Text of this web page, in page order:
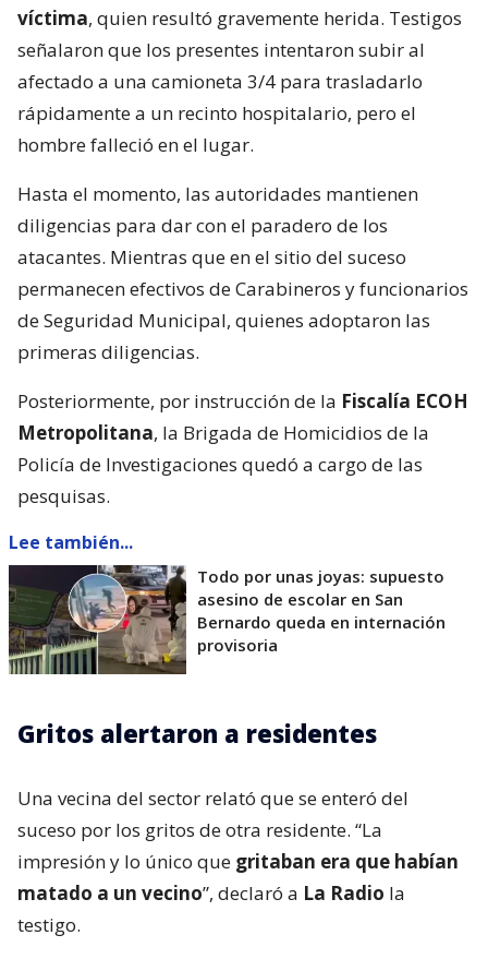
víctima, quien resultó gravemente herida. Testigos
señalaron que los presentes intentaron subir al
afectado a una camioneta 3/4 para trasladarlo
rápidamente a un recinto hospitalario, pero el
hombre falleció en el lugar.
Hasta el momento, las autoridades mantienen
diligencias para dar con el paradero de los
atacantes. Mientras que en el sitio del suceso
permanecen efectivos de Carabineros y funcionarios
de Seguridad Municipal, quienes adoptaron las
primeras diligencias.
Posteriormente, por instrucción de la Fiscalía ECOH
Metropolitana, la Brigada de Homicidios de la
Policía de Investigaciones quedó a cargo de las
pesquisas.
Lee también...
Todo por unas joyas: supuesto
asesino de escolar en San
Bernardo queda en internación
provisoria
Gritos alertaron a residentes
Una vecina del sector relató que se enteró del
suceso por los gritos de otra residente. “La
impresión y lo único que gritaban era que habían
matado a un vecino”, declaró a La Radio la
testigo.